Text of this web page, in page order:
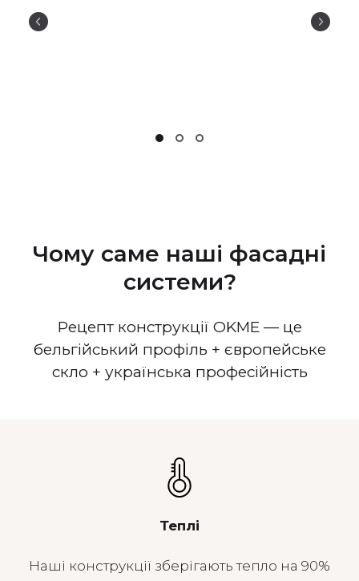
Чому саме нашi фасаднi
системи?
Рецепт конструкції OKME — це
бельгійський профіль + європейське
скло + українська професійність
Теплі
Наші конструкції зберігають тепло на 90%